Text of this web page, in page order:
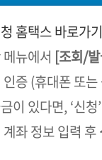
홈택스 바로가기
뉴에서 [조회/
인증 (휴대폰 또
이 있다면, ‘신청
계좌 정보 입력 후